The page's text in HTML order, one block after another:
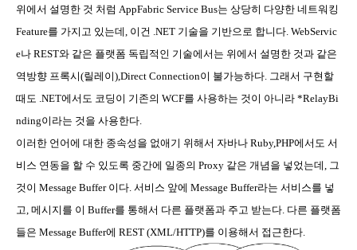
위에서 설명한 것 처럼 AppFabric Service Bus는 상당히 다양한 네트워킹
Feature를 가지고 있는데, 이건 .NET 기술을 기반으로 합니다. WebServic
e나 REST와 같은 플랫폼 독립적인 기술에서는 위에서 설명한 것과 같은
역방향 프록시(릴레이),Direct Connection이 불가능하다. 그래서 구현할
때도 .NET에서도 코딩이 기존의 WCF를 사용하는 것이 아니라 *RelayBi
nding이라는 것을 사용한다.
이러한 언어에 대한 종속성을 없애기 위해서 자바나 Ruby,PHP에서도 서
비스 연동을 할 수 있도록 중간에 일종의 Proxy 같은 개념을 넣었는데, 그
것이 Message Buffer 이다. 서비스 앞에 Message Buffer라는 서비스를 넣
고, 메시지를 이 Buffer를 통해서 다른 플랫폼과 주고 받는다. 다른 플랫폼
들은 Message Buffer에 REST (XML/HTTP)를 이용해서 접근한다.